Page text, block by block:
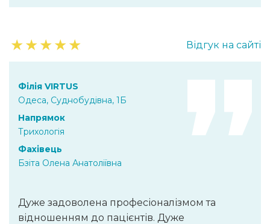
★★★★★ Відгук на сайті
Філія VIRTUS
Одеса, Суднобудівна, 1Б
Напрямок
Трихологія
Фахівець
Бзіта Олена Анатоліївна
Дуже задоволена професіоналізмом та
відношенням до пацієнтів. Дуже